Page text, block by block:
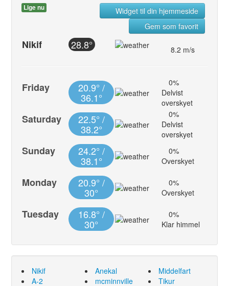
Lige nu
Widget til din hjemmeside
Gem som favorit
Nikif 28.8° 8.2 m/s
Friday 20.9° /
36.1°
0%
Delvist
overskyet
Saturday 22.5° /
38.2°
0%
Delvist
overskyet
Sunday 24.2° /
38.1°
0%
Overskyet
Monday 20.9° /
30°
0%
Overskyet
Tuesday 16.8° /
30°
0%
Klar himmel
Nikif
A-2
Anekal
mcminnville
Middelfart
Tikur